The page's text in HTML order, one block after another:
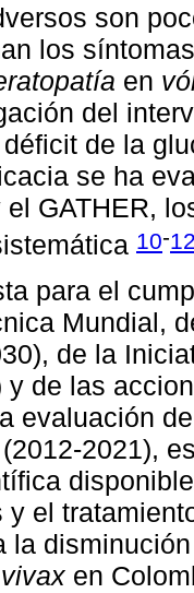
son
los
en
del
de la
se ha
el GATHER,
10-
para el
Mundial,
de la
y de las
evaluación
2021),
y el
la
en